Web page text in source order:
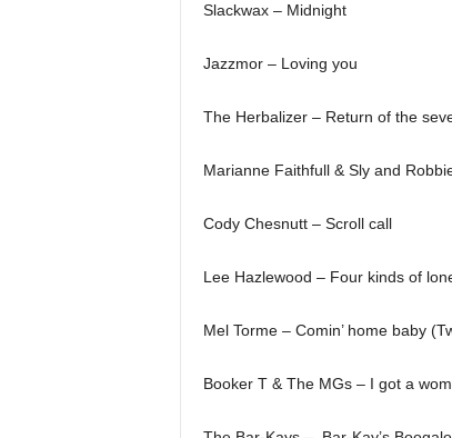
Slackwax – Midnight
Jazzmor – Loving you
The Herbalizer – Return of the
Marianne Faithfull & Sly and
Cody Chesnutt – Scroll call
Lee Hazlewood – Four kinds of
Mel Torme – Comin’ home baby
Booker T & The MGs – I got a